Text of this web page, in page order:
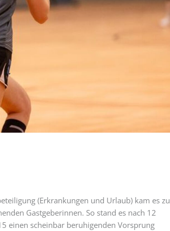
(Erkrankungen und Urlaub) kam es zu
Gastgeberinnen. So stand es nach 12
einen scheinbar beruhigenden Vorsprung